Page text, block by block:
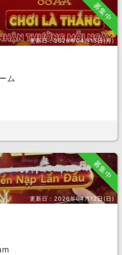
募集中
更新日：2026年04月13日(月)
ム
募集中
更新日： 2026年04月12日(日)